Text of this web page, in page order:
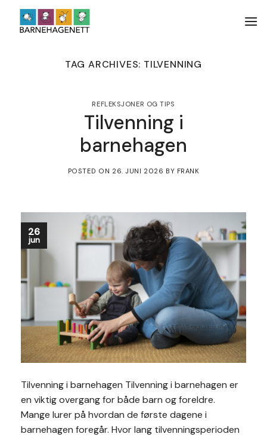
content
TAG ARCHIVES: TILVENNING
REFLEKSJONER OG TIPS
Tilvenning i
barnehagen
POSTED ON 26. JUNI 2026 BY FRANK
26
jun
Tilvenning i barnehagen Tilvenning i barnehagen er
en viktig overgang for både barn og foreldre.
Mange lurer på hvordan de første dagene i
barnehagen foregår. Hvor lang tilvenningsperioden